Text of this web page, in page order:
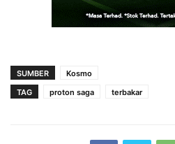
SUMBER
Kosmo
TAG
proton saga terbakar